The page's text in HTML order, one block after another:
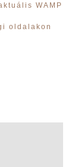
WAMP
oldalakon